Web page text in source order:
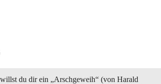
du dir ein „Arschgeweih“ (von Harald